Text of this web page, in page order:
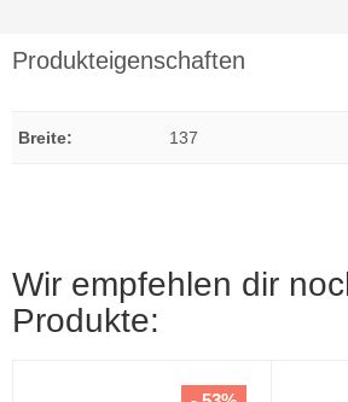
Produkteigenschaften
Breite: 137
Wir empfehlen dir
Produkte: